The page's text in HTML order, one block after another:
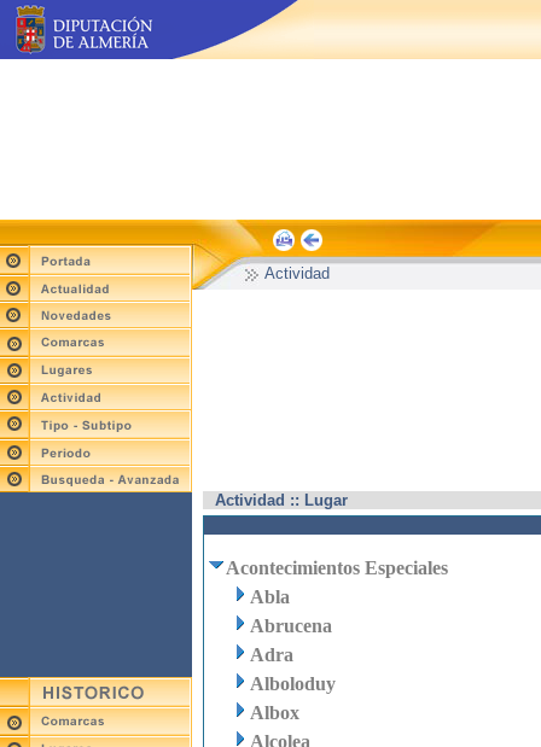
Actividad
Actividad :: Lugar
Acontecimientos Especiales
Abla
Abrucena
Adra
Alboloduy
Albox
Alcolea